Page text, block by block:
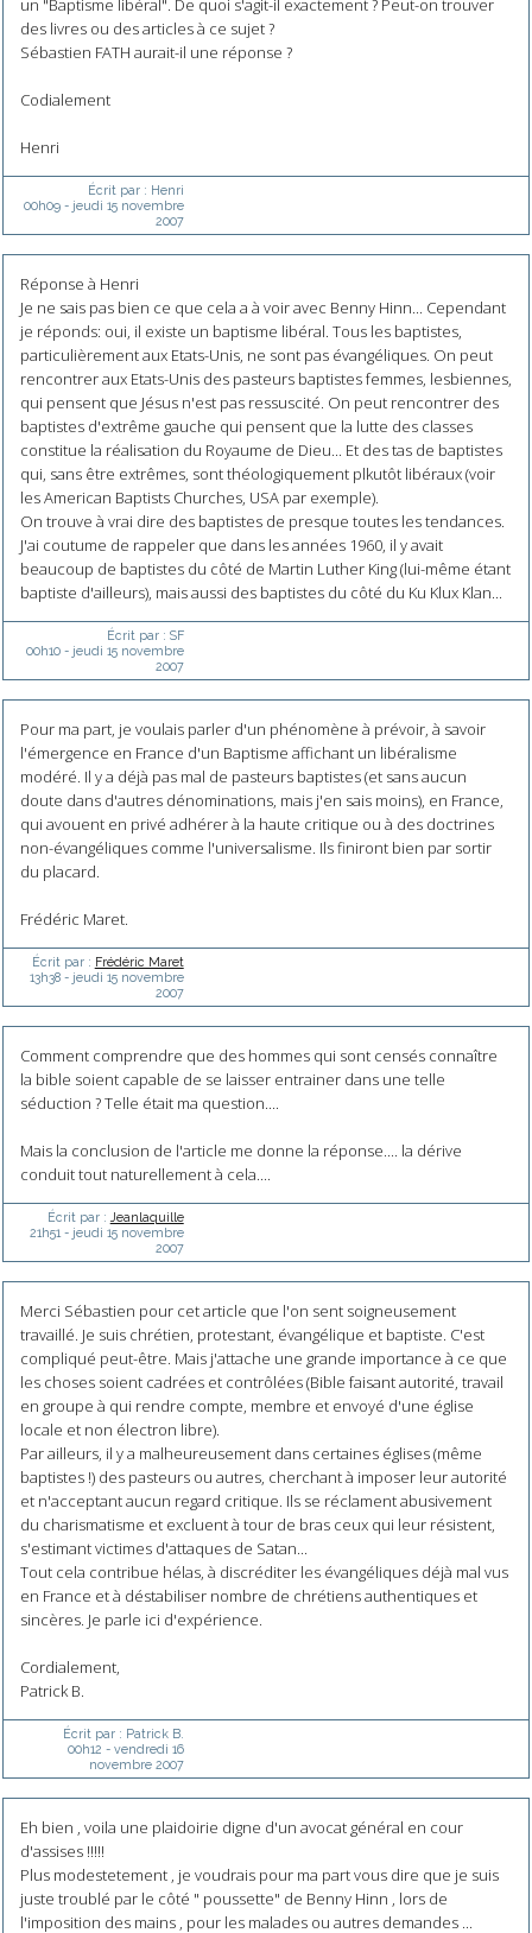
un "Baptisme libéral". De quoi s'agit-il exactement ? Peut-on trouver
des livres ou des articles à ce sujet ?
Sébastien FATH aurait-il une réponse ?
Codialement
Henri
Écrit par : Henri
00h09- jeudi 15 novembre
2007
Réponse à Henri
Je ne sais pas bien ce que cela a à voir avec Benny Hinn... Cependant
je réponds: oui, il existe un baptisme libéral. Tous les baptistes,
particulièrement aux Etats-Unis, ne sont pas évangéliques. On peut
rencontrer aux Etats-Unis des pasteurs baptistes femmes, lesbiennes,
qui pensent que Jésus n'est pas ressuscité. On peut rencontrer des
baptistes d'extrême gauche qui pensent que la lutte des classes
constitue la réalisation du Royaume de Dieu... Et des tas de baptistes
qui, sans être extrêmes, sont théologiquement plkutôt libéraux (voir
les American Baptists Churches, USA par exemple).
On trouve à vrai dire des baptistes de presque toutes les tendances.
J'ai coutume de rappeler que dans les années 1960, il y avait
beaucoup de baptistes du côté de Martin Luther King (lui-même étant
baptiste d'ailleurs), mais aussi des baptistes du côté du Ku Klux Klan...
Écrit par : SF
00h10- jeudi 15 novembre
2007
Pour ma part, je voulais parler d'un phénomène à prévoir, à savoir
l'émergence en France d'un Baptisme affichant un libéralisme
modéré. Il y a déjà pas mal de pasteurs baptistes (et sans aucun
doute dans d'autres dénominations, mais j'en sais moins), en France,
qui avouent en privé adhérer à la haute critique ou à des doctrines
non-évangéliques comme l'universalisme. Ils finiront bien par sortir
du placard.
Frédéric Maret.
Écrit par : Frédéric Maret
13h38- jeudi 15 novembre
2007
Comment comprendre que des hommes qui sont censés connaître
la bible soient capable de se laisser entrainer dans une telle
séduction ? Telle était ma question....
Mais la conclusion de l'article me donne la réponse.... la dérive
conduit tout naturellement à cela....
Écrit par : Jeanlaquille
21h51 - jeudi 15 novembre
2007
Merci Sébastien pour cet article que l'on sent soigneusement
travaillé. Je suis chrétien, protestant, évangélique et baptiste. C'est
compliqué peut-être. Mais j'attache une grande importance à ce que
les choses soient cadrées et contrôlées (Bible faisant autorité, travail
en groupe à qui rendre compte, membre et envoyé d'une église
locale et non électron libre).
Par ailleurs, il y a malheureusement dans certaines églises (même
baptistes !) des pasteurs ou autres, cherchant à imposer leur autorité
et n'acceptant aucun regard critique. Ils se réclament abusivement
du charismatisme et excluent à tour de bras ceux qui leur résistent,
s'estimant victimes d'attaques de Satan...
Tout cela contribue hélas, à discréditer les évangéliques déjà mal vus
en France et à déstabiliser nombre de chrétiens authentiques et
sincères. Je parle ici d'expérience.
Cordialement,
Patrick B.
Écrit par : Patrick B.
00h12 - vendredi 16
novembre 2007
Eh bien , voila une plaidoirie digne d'un avocat général en cour
d'assises !!!!!
Plus modestetement , je voudrais pour ma part vous dire que je suis
juste troublé par le côté " poussette" de Benny Hinn , lors de
l'imposition des mains , pour les malades ou autres demandes ...